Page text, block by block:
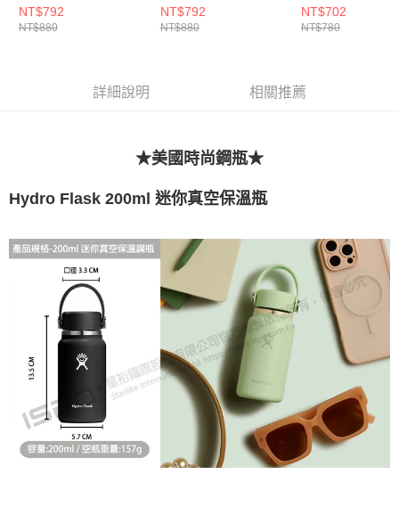
地綠
NT$792
NT$880
園粉
NT$792
NT$880
NT$702
NT$780
詳細說明 相關推薦
★美國時尚鋼瓶★
Hydro Flask 200ml 迷你真空保溫瓶